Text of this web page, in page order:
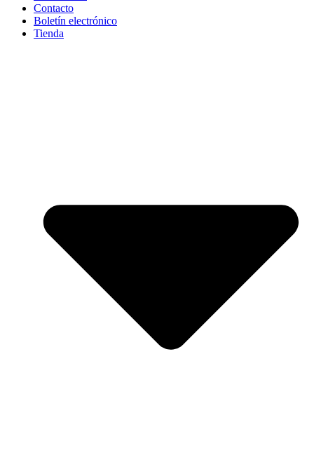
Contacto
Boletín electrónico
Tienda